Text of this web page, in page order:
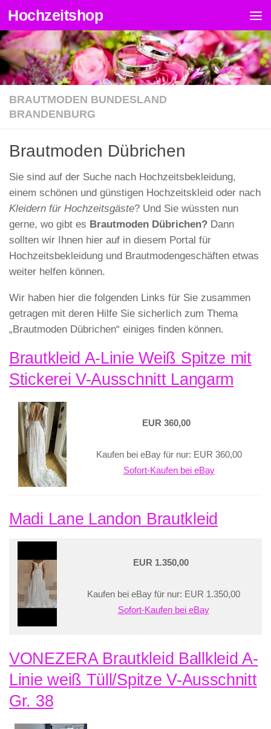
Zum Inhalt springen
Hochzeitshop
BRAUTMODEN BUNDESLAND
BRANDENBURG
Brautmoden Dübrichen
Sie sind auf der Suche nach Hochzeitsbekleidung,
einem schönen und günstigen Hochzeitskleid oder nach
Kleidern für Hochzeitsgäste? Und Sie wüssten nun
gerne, wo gibt es Brautmoden Dübrichen? Dann
sollten wir Ihnen hier auf in diesem Portal für
Hochzeitsbekleidung und Brautmodengeschäften etwas
weiter helfen können.
Wir haben hier die folgenden Links für Sie zusammen
getragen mit deren Hilfe Sie sicherlich zum Thema
„Brautmoden Dübrichen“ einiges finden können.
Brautkleid A-Linie Weiß Spitze mit
Stickerei V-Ausschnitt Langarm
EUR 360,00
Kaufen bei eBay für nur: EUR 360,00
Sofort-Kaufen bei eBay
Madi Lane Landon Brautkleid
EUR 1.350,00
Kaufen bei eBay für nur: EUR 1.350,00
Sofort-Kaufen bei eBay
VONEZERA Brautkleid Ballkleid A-
Linie weiß Tüll/Spitze V-Ausschnitt
Gr. 38